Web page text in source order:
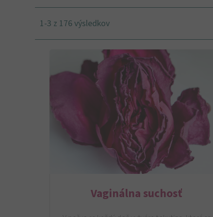
1-3 z 176 výsledkov
Vaginálna suchosť